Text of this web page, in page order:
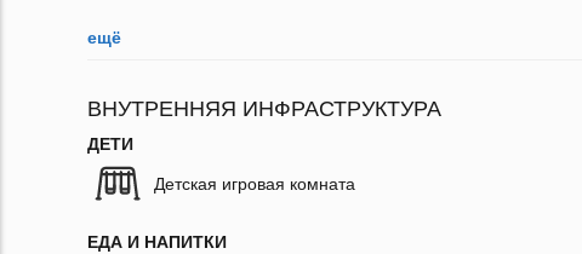
ещё
ВНУТРЕННЯЯ ИНФРАСТРУКТУРА
ДЕТИ
Детская игровая комната
ЕДА И НАПИТКИ